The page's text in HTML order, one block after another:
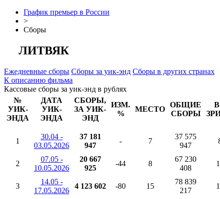
График премьер в России
>
Сборы
ЛИТВЯК
Ежедневные сборы Сборы за уик-энд Сборы в других странах
К описанию фильма
Кассовые сборы за уик-энд в рублях
№
УИК-
ЭНДА
ДАТА
УИК-
ЭНДА
СБОРЫ,
ЗА УИК-
ЭНД
ИЗМ.
%
МЕСТО
ОБЩИЕ
СБОРЫ
1
30.04 -
03.05.2026
37 181
947
- 7
37 575
947
2
07.05 -
10.05.2026
20 667
925
-44 8
67 230
408
3
14.05 -
17.05.2026
4 123 602 -80 15
78 839
217